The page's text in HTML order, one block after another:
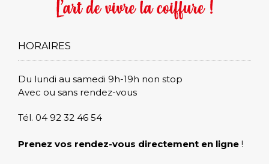
HORAIRES
Du lundi au samedi 9h-19h non stop
Avec ou sans rendez-vous
Tél. 04 92 32 46 54
Prenez vos rendez-vous directement en ligne !